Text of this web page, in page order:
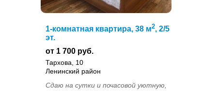
1-комнатная квартира, 38 м2, 2/5
эт.
от 1 700 руб.
Тархова, 10
Ленинский район
Сдаю на сутки и почасовой уютную,